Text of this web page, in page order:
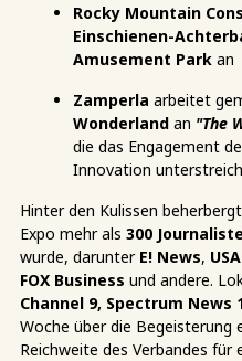
Rocky Mountain
Einschienen-
Amusement Park an
Zamperla arbeitet
Wonderland an "The
die das Engagement
Innovation
Hinter den Kulissen
Expo mehr als 300
wurde, darunter E! News,
FOX Business und andere.
Channel 9, Spectrum News
Woche über die Begeisterung
Reichweite des Verbandes für